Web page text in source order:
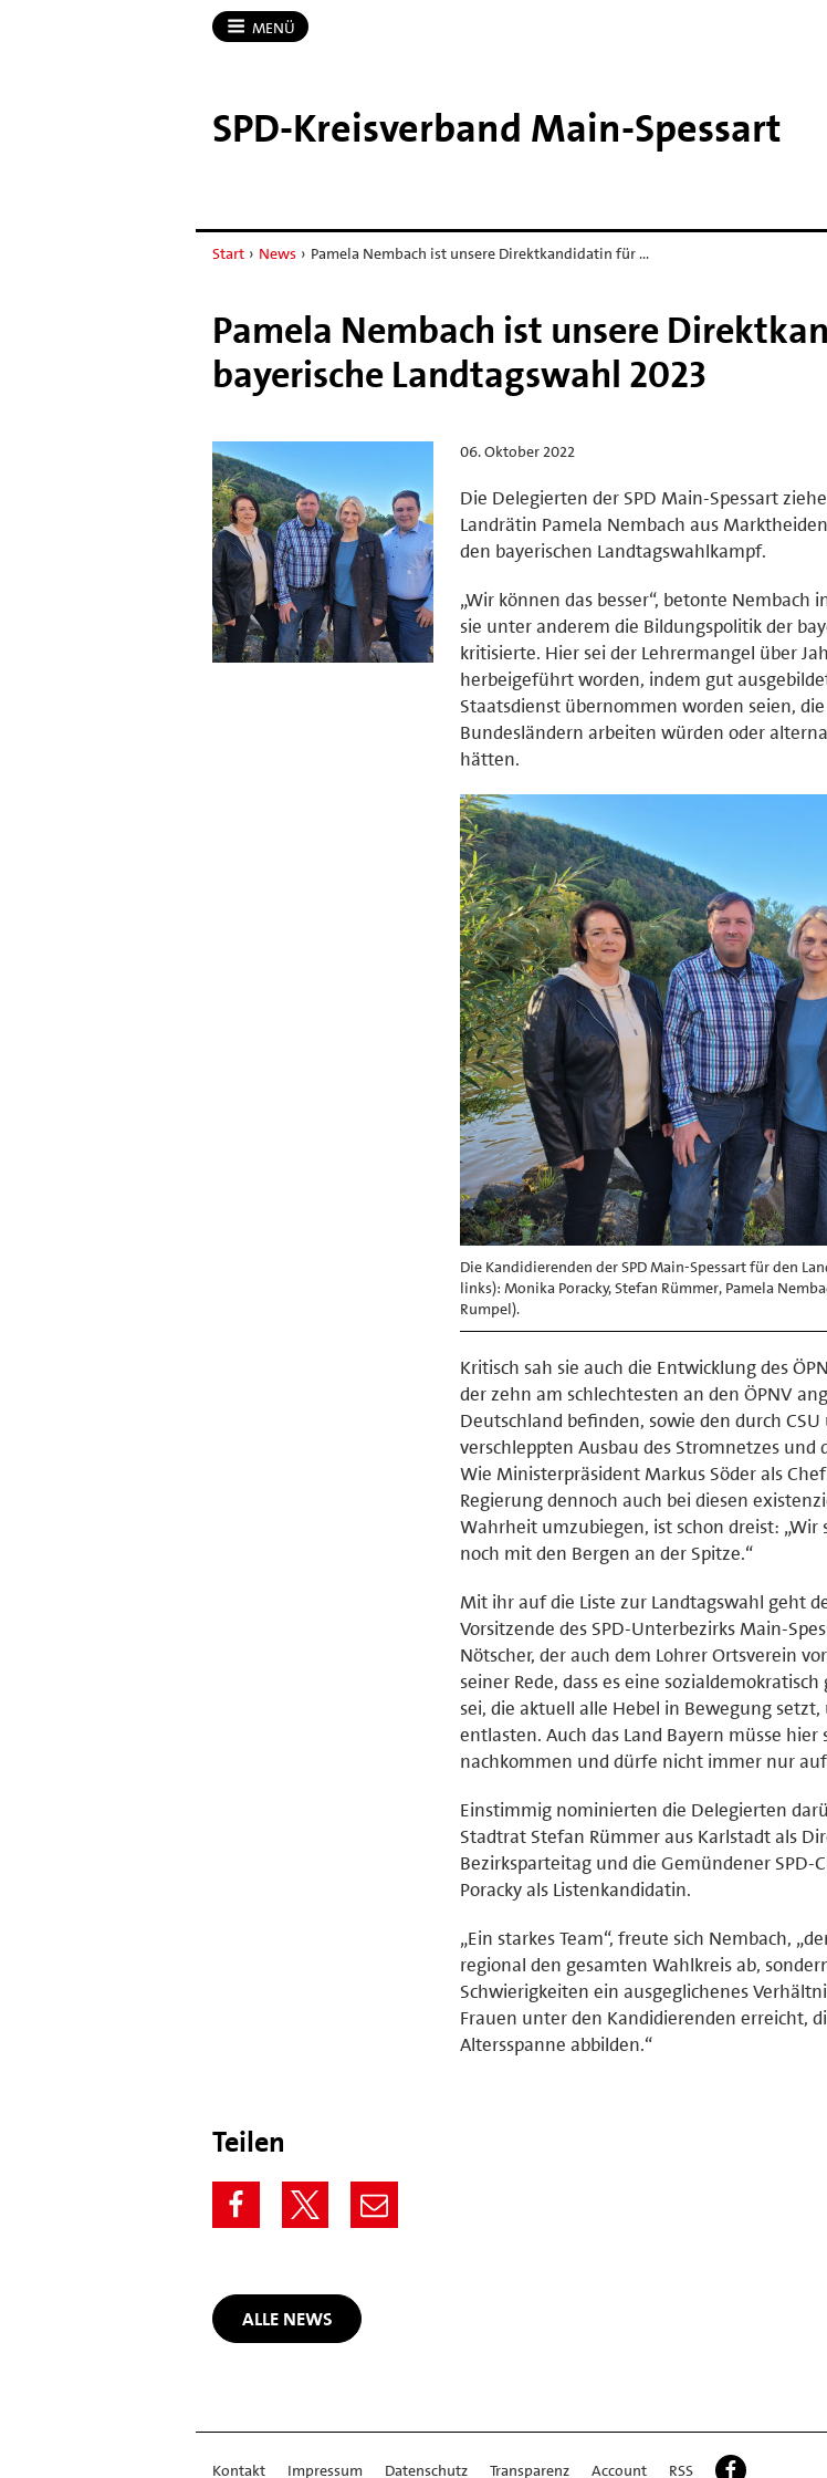
MENÜ
SPD-​Kreisverband Main-​Spessart
Start › News › Pamela Nembach ist unsere Direktkandidatin für …
Pamela Nembach ist unsere
bayerische Landtagswahl 2023
06. Oktober 2022
Die Delegierten der SPD Main-Spessart
Landrätin Pamela Nembach aus
den bayerischen Landtagswahlkampf.
„Wir können das besser“, betonte Nembach
sie unter anderem die Bildungspolitik der
kritisierte. Hier sei der Lehrermangel über
herbeigeführt worden, indem gut
Staatsdienst übernommen worden seien,
Bundesländern arbeiten würden oder
hätten.
Die Kandidierenden der SPD Main-Spessart für den
links): Monika Poracky, Stefan Rümmer, Pamela
Rumpel).
Kritisch sah sie auch die Entwicklung des
der zehn am schlechtesten an den ÖPNV
Deutschland befinden, sowie den durch
verschleppten Ausbau des Stromnetzes und
Wie Ministerpräsident Markus Söder als
Regierung dennoch auch bei diesen
Wahrheit umzubiegen, ist schon dreist: „Wir
noch mit den Bergen an der Spitze.“
Mit ihr auf die Liste zur Landtagswahl geht
Vorsitzende des SPD-Unterbezirks Main-
Nötscher, der auch dem Lohrer Ortsverein
seiner Rede, dass es eine
sei, die aktuell alle Hebel in Bewegung
entlasten. Auch das Land Bayern müsse
nachkommen und dürfe nicht immer nur
Einstimmig nominierten die Delegierten
Stadtrat Stefan Rümmer aus Karlstadt als
Bezirksparteitag und die Gemündener
Poracky als Listenkandidatin.
„Ein starkes Team“, freute sich Nembach,
regional den gesamten Wahlkreis ab,
Schwierigkeiten ein ausgeglichenes
Frauen unter den Kandidierenden erreicht,
Altersspanne abbilden.“
Teilen
ALLE NEWS
Kontakt Impressum Datenschutz Transparenz Account RSS